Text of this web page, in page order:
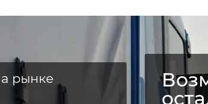
рынке